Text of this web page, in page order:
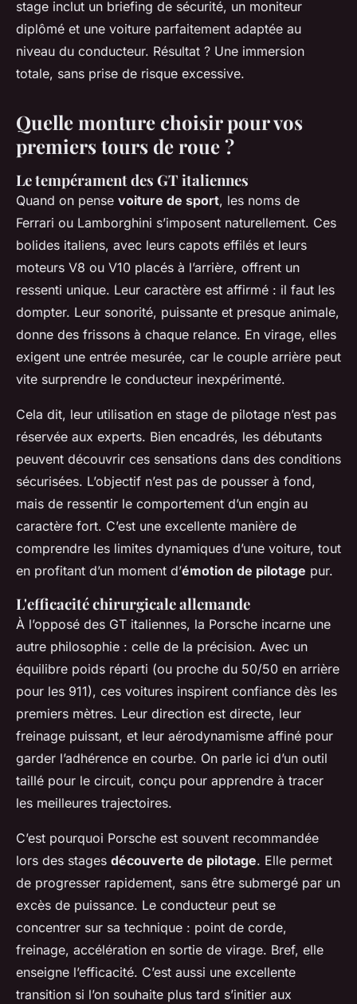
stage inclut un briefing de sécurité, un moniteur
diplômé et une voiture parfaitement adaptée au
niveau du conducteur. Résultat ? Une immersion
totale, sans prise de risque excessive.
Quelle monture choisir pour vos
premiers tours de roue ?
Le tempérament des GT italiennes
Quand on pense voiture de sport, les noms de
Ferrari ou Lamborghini s’imposent naturellement. Ces
bolides italiens, avec leurs capots effilés et leurs
moteurs V8 ou V10 placés à l’arrière, offrent un
ressenti unique. Leur caractère est affirmé : il faut les
dompter. Leur sonorité, puissante et presque animale,
donne des frissons à chaque relance. En virage, elles
exigent une entrée mesurée, car le couple arrière peut
vite surprendre le conducteur inexpérimenté.
Cela dit, leur utilisation en stage de pilotage n’est pas
réservée aux experts. Bien encadrés, les débutants
peuvent découvrir ces sensations dans des conditions
sécurisées. L’objectif n’est pas de pousser à fond,
mais de ressentir le comportement d’un engin au
caractère fort. C’est une excellente manière de
comprendre les limites dynamiques d’une voiture, tout
en profitant d’un moment d’émotion de pilotage pur.
L'efficacité chirurgicale allemande
À l’opposé des GT italiennes, la Porsche incarne une
autre philosophie : celle de la précision. Avec un
équilibre poids réparti (ou proche du 50/50 en arrière
pour les 911), ces voitures inspirent confiance dès les
premiers mètres. Leur direction est directe, leur
freinage puissant, et leur aérodynamisme affiné pour
garder l’adhérence en courbe. On parle ici d’un outil
taillé pour le circuit, conçu pour apprendre à tracer
les meilleures trajectoires.
C’est pourquoi Porsche est souvent recommandée
lors des stages découverte de pilotage. Elle permet
de progresser rapidement, sans être submergé par un
excès de puissance. Le conducteur peut se
concentrer sur sa technique : point de corde,
freinage, accélération en sortie de virage. Bref, elle
enseigne l’efficacité. C’est aussi une excellente
transition si l’on souhaite plus tard s’initier aux